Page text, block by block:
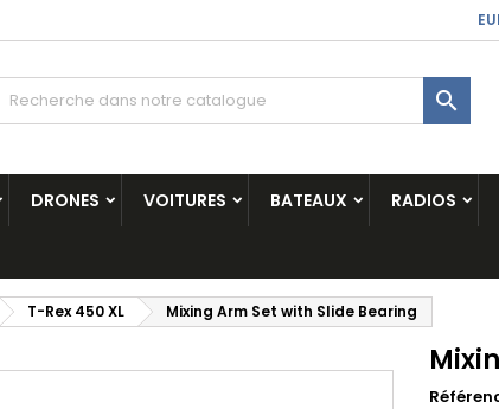

DRONES VOITURES BATEAUX RADIOS
T-Rex 450 XL Mixing Arm Set with Slide Bearing